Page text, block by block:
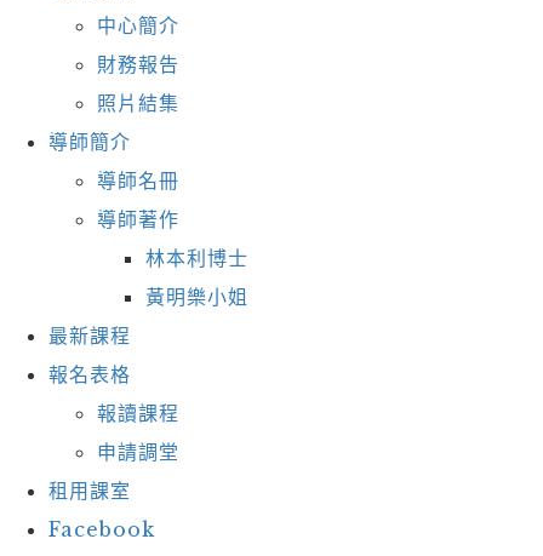
中心簡介
財務報告
照片結集
導師簡介
導師名冊
導師著作
林本利博士
黃明樂小姐
最新課程
報名表格
報讀課程
申請調堂
租用課室
Facebook